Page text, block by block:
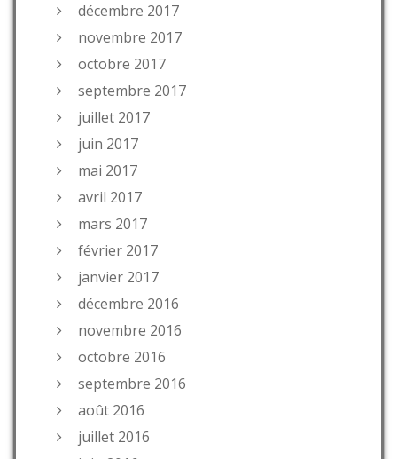
décembre 2017
novembre 2017
octobre 2017
septembre 2017
juillet 2017
juin 2017
mai 2017
avril 2017
mars 2017
février 2017
janvier 2017
décembre 2016
novembre 2016
octobre 2016
septembre 2016
août 2016
juillet 2016